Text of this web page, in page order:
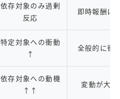
依存対象のみ過剰
反応
即時報酬に
特定対象への衝動
↑
全般的に衝
依存対象への動機
↑↑
変動が大